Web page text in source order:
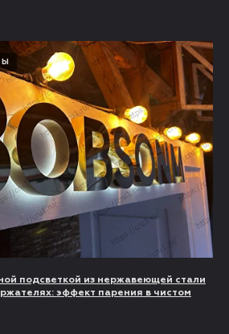
подсветкой из нержавеющей стали
эффект парения в чистом